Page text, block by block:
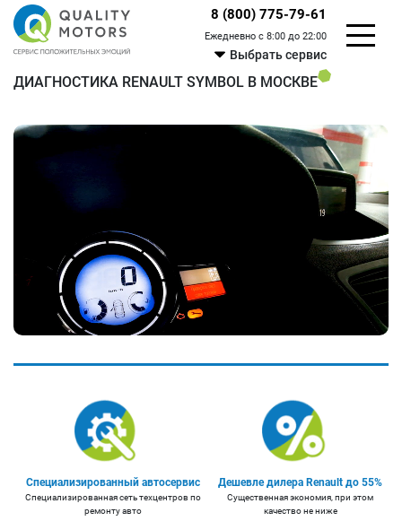
8 (800) 775-79-61
Ежедневно с 8:00 до 22:00
Выбрать сервис
ДИАГНОСТИКА RENAULT SYMBOL В МОСКВЕ
Специализированный автосервис
Специализированная сеть техцентров по
ремонту авто
Дешевле дилера Renault до 55%
Существенная экономия, при этом
качество не ниже